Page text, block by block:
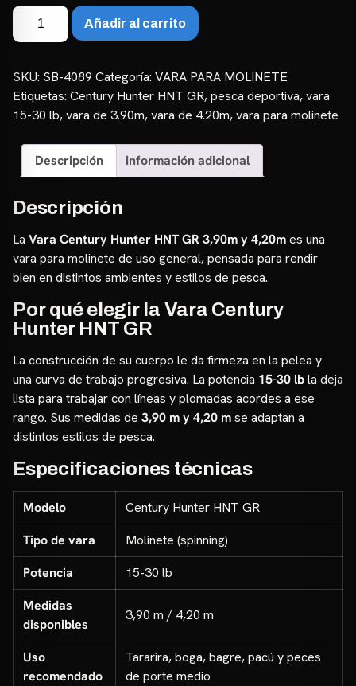
Vara
Century
HNT
GR
3,90m
4,20m
30lb
Añadir al carrito
SKU: SB-4089 Categoría: VARA PARA MOLINETE
Etiquetas: Century Hunter HNT GR,pesca deportiva,vara
15-30 lb,vara de 3.90m,vara de 4.20m,vara para molinete
Descripción Información adicional
Descripción
La Vara Century Hunter HNT GR 3,90m y 4,20mes una
vara para molinete de uso general, pensada para rendir
bien en distintos ambientes y estilos de pesca.
Por qué elegir la Vara Century
Hunter HNT GR
La construcción de su cuerpo le da firmeza en la pelea y
una curva de trabajo progresiva. La potencia 15-30 lbla deja
lista para trabajar con líneas y plomadas acordes a ese
rango. Sus medidas de 3,90 m y 4,20 mse adaptan a
distintos estilos de pesca.
Especificaciones técnicas
Modelo
Century Hunter HNT GR
Tipo de vara
Molinete (spinning)
Potencia
15-30 lb
Medidas
disponibles
3,90 m / 4,20 m
Uso
recomendado
Tararira, boga, bagre, pacú y peces
de porte medio